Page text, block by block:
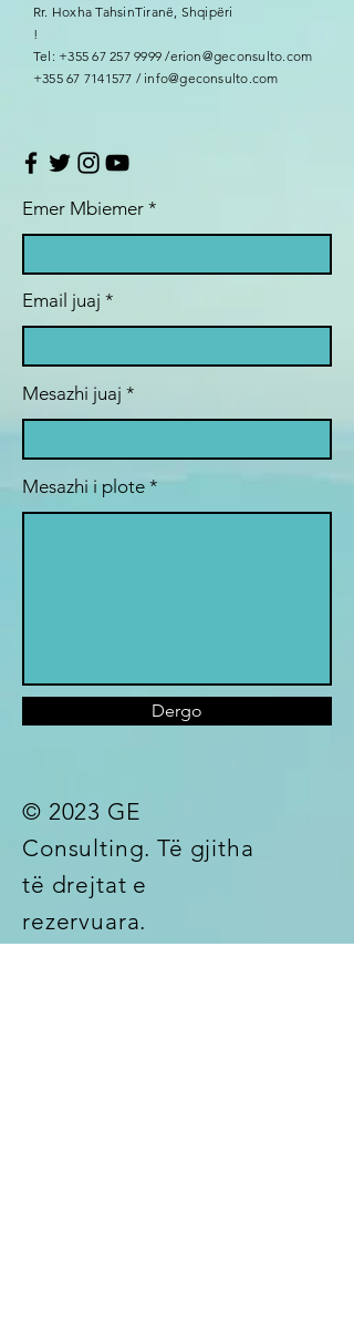
Rr. Hoxha TahsinTiranë, Shqipëri
!
Tel: +355 67 257 9999 /erion@geconsulto.com
+355 67 7141577 / info@geconsulto.com
Emer Mbiemer
Email juaj
Mesazhi juaj
Mesazhi i plote
Dergo
© 2023 GE
Consulting. Të gjitha
të drejtat e
rezervuara.